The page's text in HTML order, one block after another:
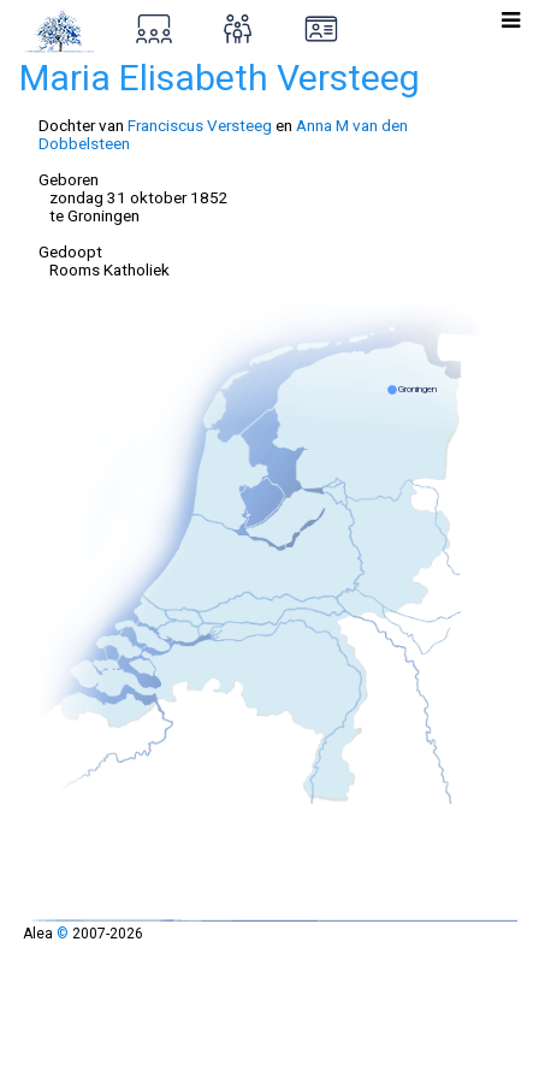
Maria Elisabeth Versteeg
Dochter van Franciscus Versteeg en Anna M van den
Dobbelsteen
Geboren
zondag 31 oktober 1852
te Groningen
Gedoopt
Rooms Katholiek
Alea © 2007-2026